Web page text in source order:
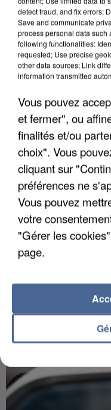
5 août 2026
L’un des
interpellé en Algérie
Il est soupçonné
France.
detect fraud, and fix errors;
Save and communicate
process personal data such
following functionalities:
requested; Use precise
other data sources; Link
information transmitted
Vous pouvez
et fermer", ou
finalités et/ou
choix". Vous
cliquant sur
préférences ne
Vous pouvez
votre
"Gérer les
page.